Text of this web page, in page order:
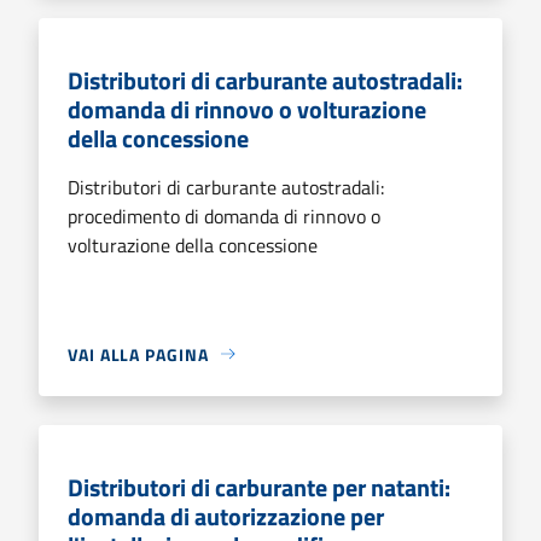
Distributori di carburante autostradali:
domanda di rinnovo o volturazione
della concessione
Distributori di carburante autostradali:
procedimento di domanda di rinnovo o
volturazione della concessione
VAI ALLA PAGINA
Distributori di carburante per natanti:
domanda di autorizzazione per